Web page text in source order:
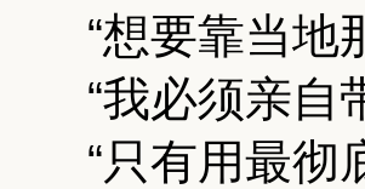
“想要靠当地
“我必须亲自
“只有用最彻